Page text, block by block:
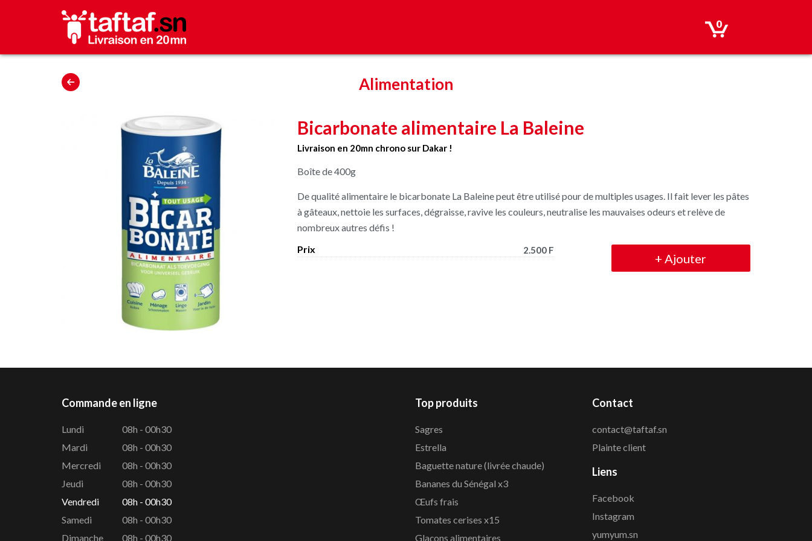
0
Alimentation
Bicarbonate alimentaire La Baleine
Livraison en 20mn chrono sur Dakar !
Boîte de 400g
De qualité alimentaire le bicarbonate La Baleine peut être utilisé pour de multiples usages. Il fait lever les pâtes
à gâteaux, nettoie les surfaces, dégraisse, ravive les couleurs, neutralise les mauvaises odeurs et relève de
nombreux autres défis !
Prix
2.500 F
+ Ajouter
Commande en ligne
Lundi
08h - 00h30
Mardi
08h - 00h30
Mercredi
08h - 00h30
Jeudi
08h - 00h30
Vendredi
08h - 00h30
Samedi
08h - 00h30
Dimanche
08h - 00h30
Top produits
Sagres
Estrella
Baguette nature (livrée chaude)
Bananes du Sénégal x3
Œufs frais
Tomates cerises x15
Glaçons alimentaires
Contact
contact@taftaf.sn
Plainte client
Liens
Facebook
Instagram
yumyum.sn